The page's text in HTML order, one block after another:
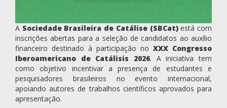
A Sociedade Brasileira de Catálise (SBCat)está com
inscrições abertas para a seleção de candidatos ao auxílio
financeiro destinado à participação no XXX Congresso
Iberoamericano de Catálisis 2026. A iniciativa tem
como objetivo incentivar a presença de estudantes e
pesquisadores brasileiros no evento internacional,
apoiando autores de trabalhos científicos aprovados para
apresentação.